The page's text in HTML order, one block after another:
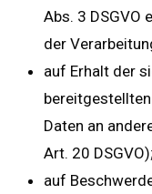
Abs. 3 DSGVO
der
auf Erhalt der
Daten an
Art. 20 DSGVO);
auf